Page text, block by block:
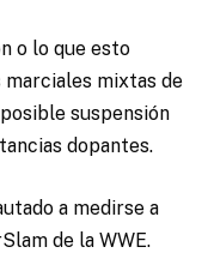
o lo que esto
mixtas de
suspensión
dopantes.
a medirse a
de la WWE.